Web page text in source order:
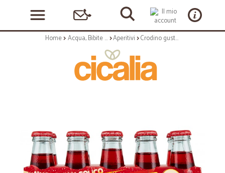
Home Acqua, Bibite e Alcolici Aperitivi Crodino gusto Arancia Rossa 10 x 10 cl